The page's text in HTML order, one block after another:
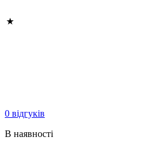
0 відгуків
В наявності